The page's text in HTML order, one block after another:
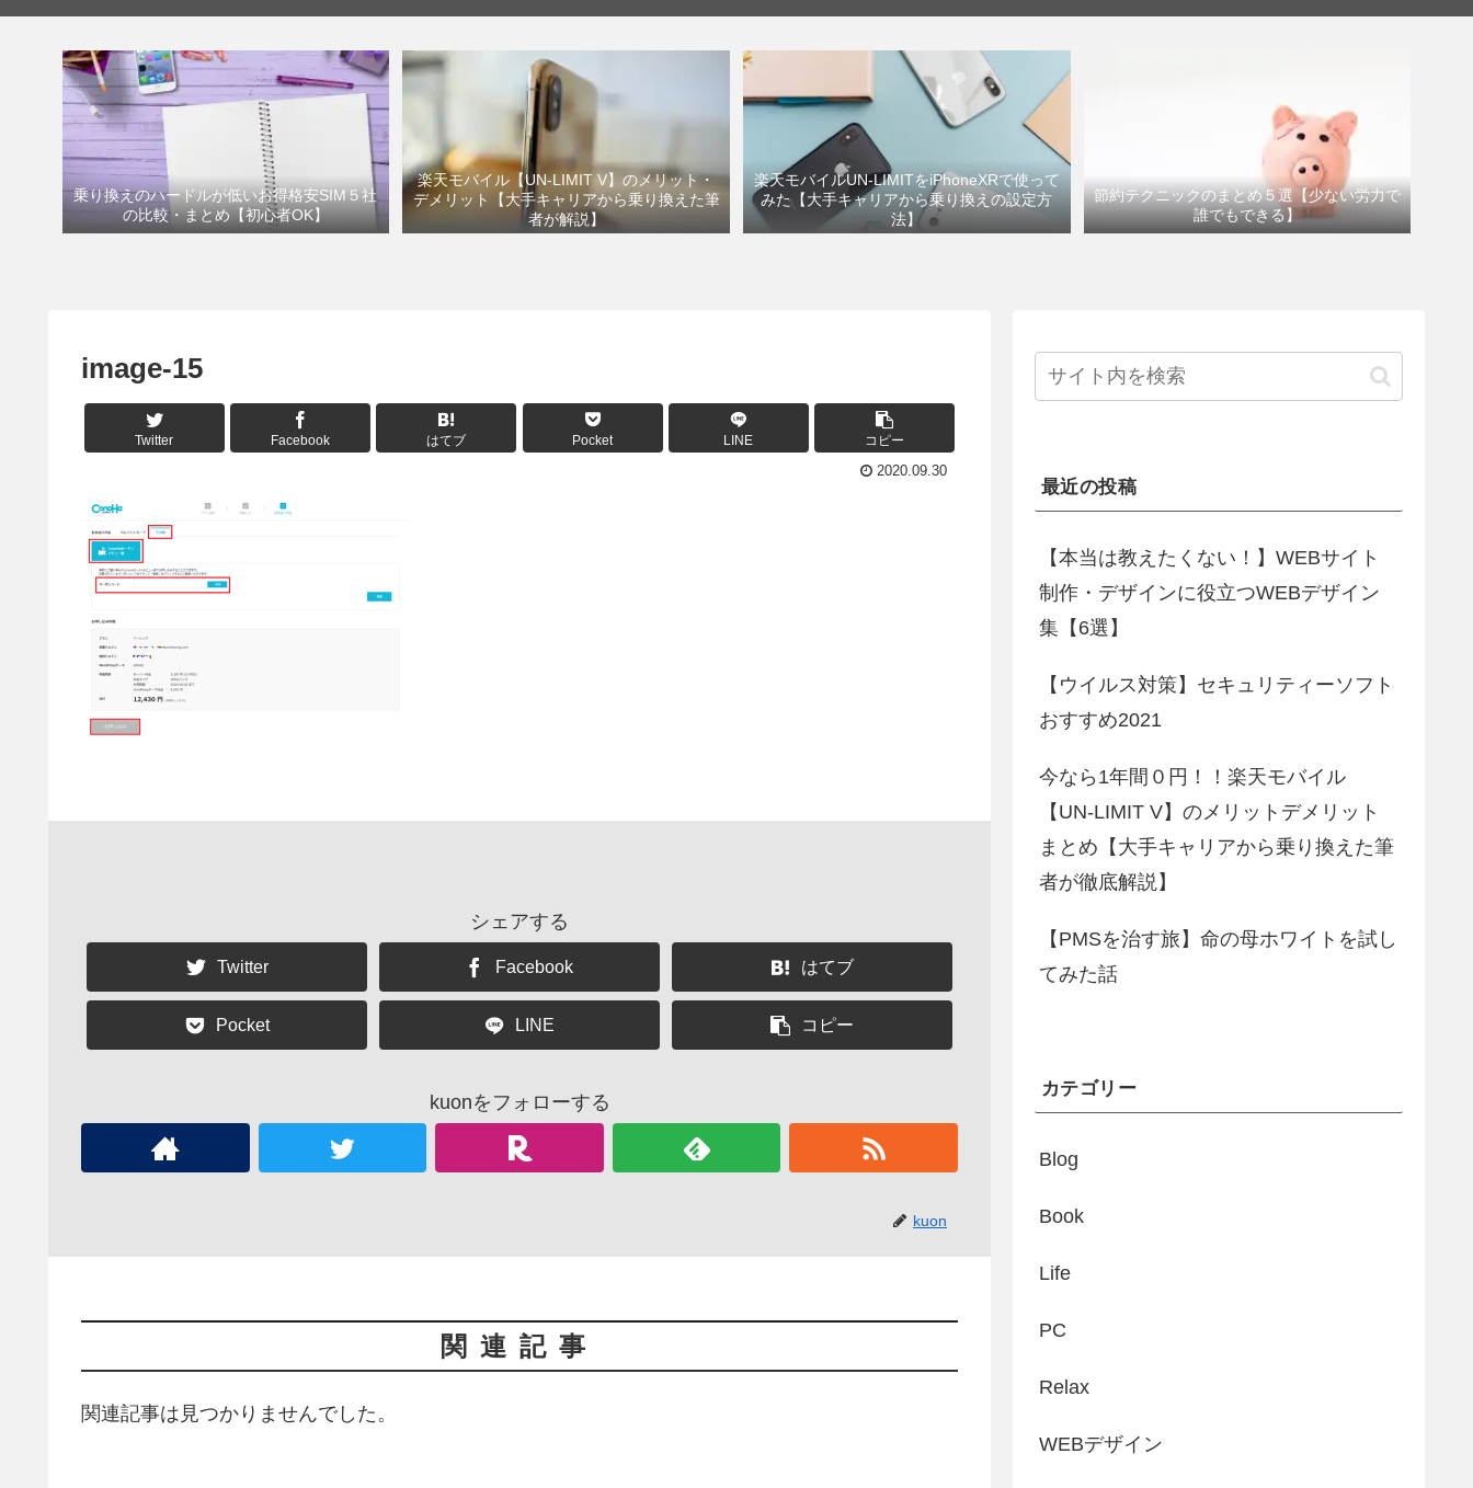
乗り換えのハードルが低いお得格安SIM５社
の比較・まとめ【初心者OK】
楽天モバイル【UN-LIMIT V】のメリット・
デメリット【大手キャリアから乗り換えた筆
者が解説】
楽天モバイルUN-LIMITをiPhoneXRで使って
みた【大手キャリアから乗り換えの設定方
法】
節約テクニックのまとめ５選【少ない労力で
誰でもできる】
image-15
Twitter Facebook はてブ Pocket LINE コピー
2020.09.30
シェアする
Twitter Facebook はてブ
Pocket LINE コピー
kuonをフォローする
kuon
関連記事
関連記事は見つかりませんでした。
最近の投稿
【本当は教えたくない！】WEBサイト
制作・デザインに役立つWEBデザイン
集【6選】
【ウイルス対策】セキュリティーソフト
おすすめ2021
今なら1年間０円！！楽天モバイル
【UN-LIMIT V】のメリットデメリット
まとめ【大手キャリアから乗り換えた筆
者が徹底解説】
【PMSを治す旅】命の母ホワイトを試し
てみた話
カテゴリー
Blog
Book
Life
PC
Relax
WEBデザイン